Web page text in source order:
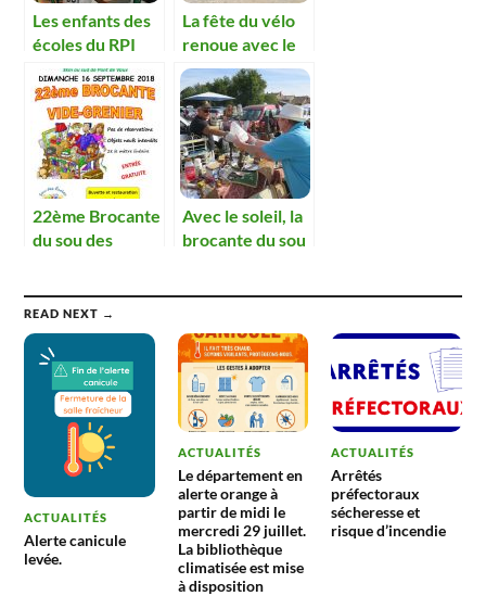
Les enfants des
écoles du RPI
valorisent les
déchets.
La fête du vélo
renoue avec le
succès
22ème Brocante
du sou des
Avec le soleil, la
brocante du sou
READ NEXT →
ACTUALITÉS
Alerte canicule
levée.
ACTUALITÉS
Le département en
alerte orange à
partir de midi le
mercredi 29 juillet.
La bibliothèque
climatisée est mise
à disposition
ACTUALITÉS
Arrêtés
préfectoraux
sécheresse et
risque d’incendie